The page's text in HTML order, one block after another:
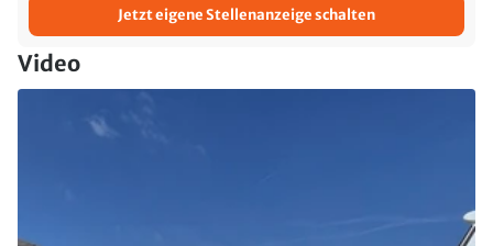
Jetzt eigene Stellenanzeige schalten
Video